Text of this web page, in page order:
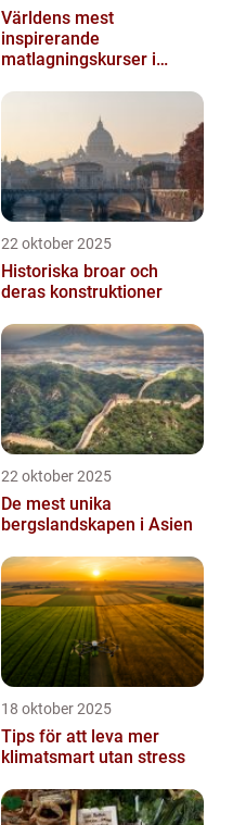
Världens mest
inspirerande
matlagningskurser i
22 oktober 2025
Historiska broar och
deras konstruktioner
22 oktober 2025
De mest unika
bergslandskapen i Asien
18 oktober 2025
Tips för att leva mer
klimatsmart utan stress